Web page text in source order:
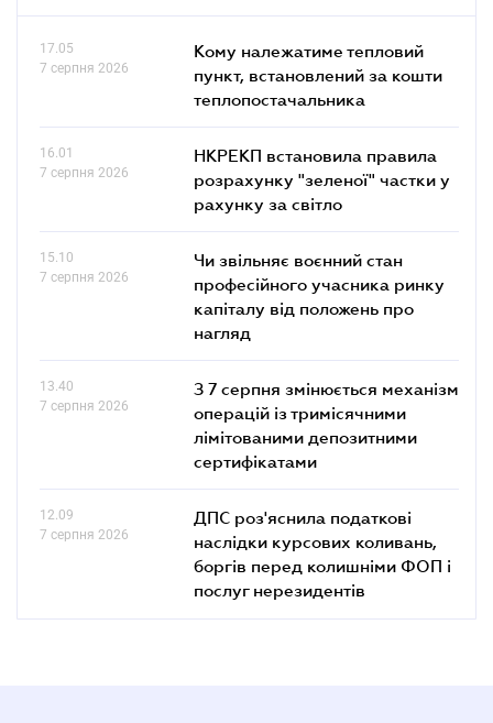
17.05
7 серпня 2026
Кому належатиме тепловий
пункт, встановлений за кошти
теплопостачальника
16.01
7 серпня 2026
НКРЕКП встановила правила
розрахунку "зеленої" частки у
рахунку за світло
15.10
7 серпня 2026
Чи звільняє воєнний стан
професійного учасника ринку
капіталу від положень про
нагляд
13.40
7 серпня 2026
З 7 серпня змінюється механізм
операцій із тримісячними
лімітованими депозитними
сертифікатами
12.09
7 серпня 2026
ДПС роз'яснила податкові
наслідки курсових коливань,
боргів перед колишніми ФОП і
послуг нерезидентів